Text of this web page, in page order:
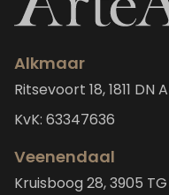
Alkmaar
Ritsevoort 18, 1811
KvK: 63347636
Veenendaal
Kruisboog 28, 3905